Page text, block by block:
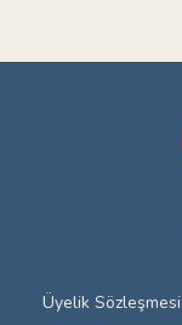
Üyelik Sözleşmesi